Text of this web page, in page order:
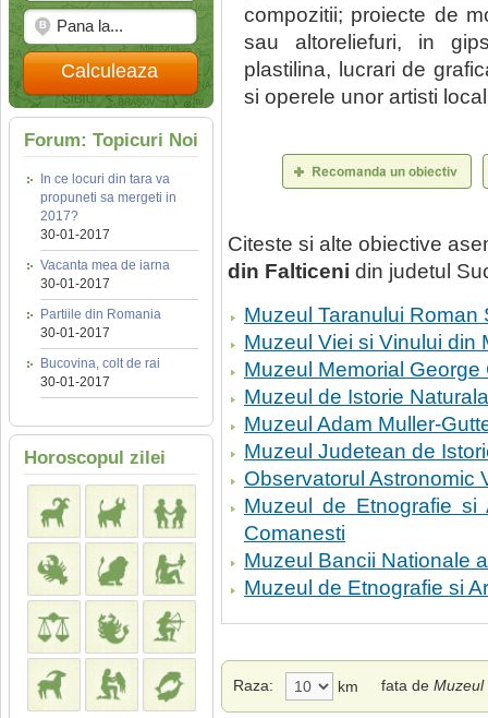
Calculeaza
Forum: Topicuri Noi
In ce locuri din tara va
propuneti sa mergeti in
2017?
30-01-2017
Vacanta mea de iarna
30-01-2017
Partiile din Romania
30-01-2017
Bucovina, colt de rai
30-01-2017
Horoscopul zilei
compozitii; proiecte de
sau altoreliefuri, in
plastilina, lucrari de
si operele unor artisti
Citeste si alte obiective
din Falticeni din judetul
Muzeul Taranului Roman
Muzeul Viei si Vinului din
Muzeul Memorial George
Muzeul de Istorie
Muzeul Adam Muller-
Muzeul Judetean de
Observatorul Astronomic
Muzeul de Etnografie si
Comanesti
Muzeul Bancii Nationale
Muzeul de Etnografie si
Raza: km fata de Muzeul